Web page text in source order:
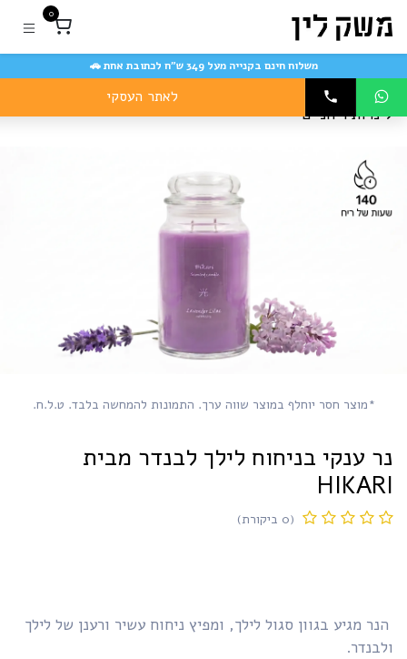
משלוח חינם בקנייה מעל 349 ש״ח לכתובת אחת 🚗
נרות ריחניים
*מוצר חסר יוחלף במוצר שווה ערך. התמונות להמחשה בלבד. ט.ל.ח.
ענקי בניחוח לילך לבנדר מבית
(0 ביקורת)
מגיע בגוון סגול לילך, ומפיץ ניחוח עשיר ורענן של לילך
לאתר העסקי